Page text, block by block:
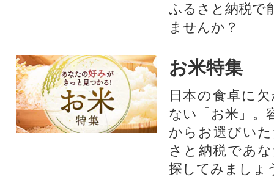
ふるさと納税で
ませんか？
お米特集
日本の食卓に
ない「お米」。
からお選びい
さと納税であ
探してみましょ